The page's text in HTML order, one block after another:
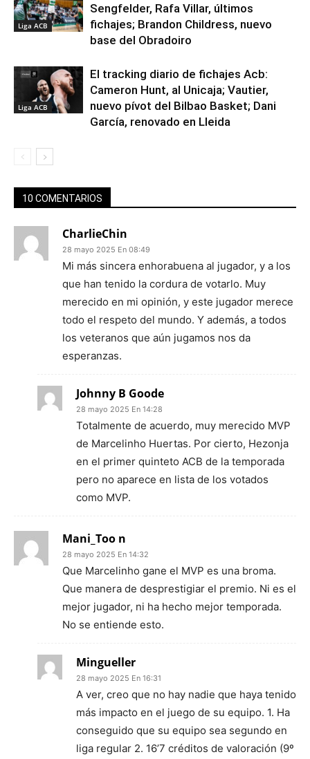
Liga ACB
Sengfelder, Rafa Villar, últimos
fichajes; Brandon Childress, nuevo
base del Obradoiro
Liga ACB
El tracking diario de fichajes Acb:
Cameron Hunt, al Unicaja; Vautier,
nuevo pívot del Bilbao Basket; Dani
García, renovado en Lleida
10 COMENTARIOS
CharlieChin
28 mayo 2025 En 08:49
Mi más sincera enhorabuena al jugador, y a los
que han tenido la cordura de votarlo. Muy
merecido en mi opinión, y este jugador merece
todo el respeto del mundo. Y además, a todos
los veteranos que aún jugamos nos da
esperanzas.
Johnny B Goode
28 mayo 2025 En 14:28
Totalmente de acuerdo, muy merecido MVP
de Marcelinho Huertas. Por cierto, Hezonja
en el primer quinteto ACB de la temporada
pero no aparece en lista de los votados
como MVP.
Mani_Too n
28 mayo 2025 En 14:32
Que Marcelinho gane el MVP es una broma.
Que manera de desprestigiar el premio. Ni es el
mejor jugador, ni ha hecho mejor temporada.
No se entiende esto.
Mingueller
28 mayo 2025 En 16:31
A ver, creo que no hay nadie que haya tenido
más impacto en el juego de su equipo. 1. Ha
conseguido que su equipo sea segundo en
liga regular 2. 16’7 créditos de valoración (9º